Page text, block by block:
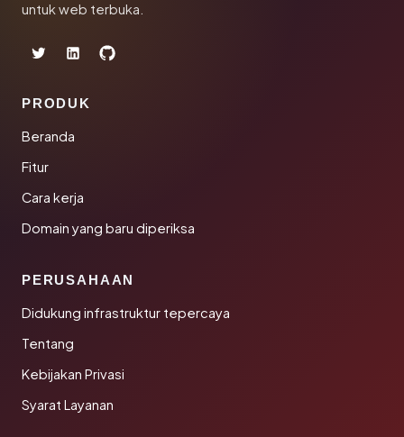
untuk web terbuka.
PRODUK
Beranda
Fitur
Cara kerja
Domain yang baru diperiksa
PERUSAHAAN
Didukung infrastruktur tepercaya
Tentang
Kebijakan Privasi
Syarat Layanan